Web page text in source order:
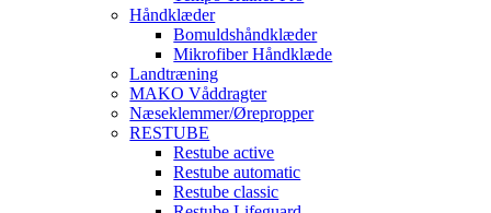
Håndklæder
Bomuldshåndklæder
Mikrofiber Håndklæde
Landtræning
MAKO Våddragter
Næseklemmer/Ørepropper
RESTUBE
Restube active
Restube automatic
Restube classic